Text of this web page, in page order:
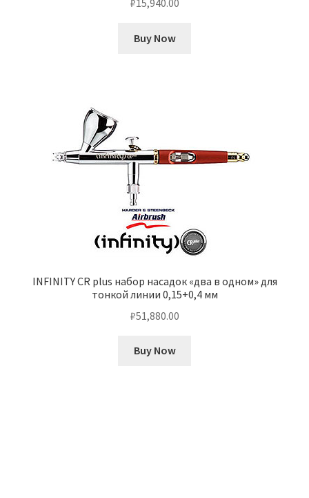
Buy Now
INFINITY CR plus набор насадок «два в одном» для
тонкой линии 0,15+0,4 мм
₽51,880.00
Buy Now